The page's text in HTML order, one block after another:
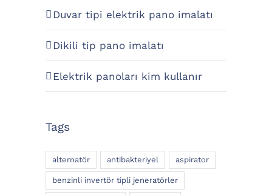
Duvar tipi elektrik pano imalatı
Dikili tip pano imalatı
Elektrik panoları kim kullanır
Tags
alternatör antibakteriyel aspirator
benzinli invertör tipli jeneratörler